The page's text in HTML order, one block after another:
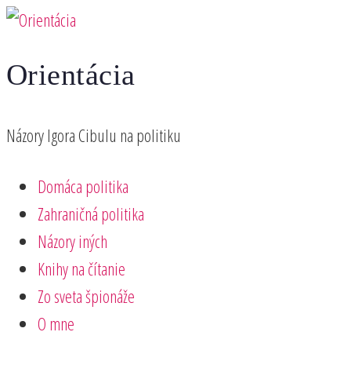
Preskočiť
obsah
Orientácia
Názory Igora Cibulu na politiku
Domáca politika
Zahraničná politika
Názory iných
Knihy na čítanie
Zo sveta špionáže
O mne